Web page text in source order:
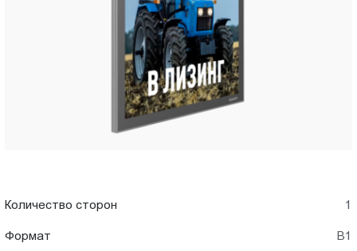
Стерлитамаке
Количество сторон 1
Формат В1